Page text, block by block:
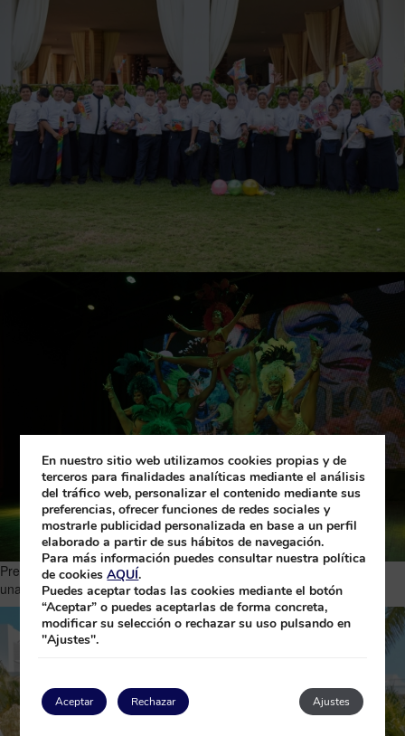
Prepárate para explorar cada rincón del resort, donde encontrarás
una emocionante selección de actividades para disfrutar.
En nuestro sitio web utilizamos cookies propias y de
terceros para finalidades analíticas mediante el análisis
del tráfico web, personalizar el contenido mediante sus
preferencias, ofrecer funciones de redes sociales y
mostrarle publicidad personalizada en base a un perfil
elaborado a partir de sus hábitos de navegación.
Para más información puedes consultar nuestra política
de cookiesAQUÍ.
Puedes aceptar todas las cookies mediante el botón
“Aceptar” o puedes aceptarlas de forma concreta,
modificar su selección o rechazar su uso pulsando en
"Ajustes".
Aceptar Ajustes
Rechazar